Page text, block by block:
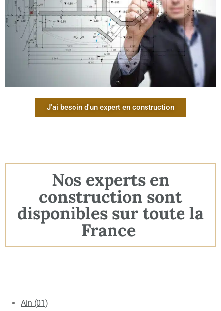
J'ai besoin d'un expert en construction
Nos experts en
construction sont
disponibles sur toute la
France
Ain (01)